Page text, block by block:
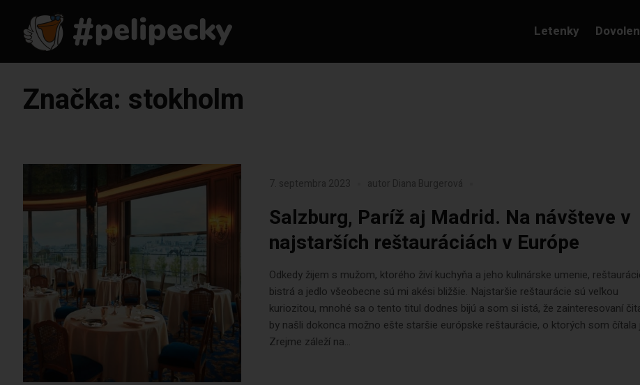
Letenky
Značka: stokholm
7. septembra 2023 autor Diana Burgerová
Salzburg, Paríž aj Madrid. Na návšteve v
najstarších reštauráciách v Európe
Odkedy žijem s mužom, ktorého živí kuchyňa a jeho kulinárske umenie,
bistrá a jedlo všeobecne sú mi akési bližšie. Najstaršie reštaurácie sú veľkou
kuriozitou, mnohé sa o tento titul dodnes bijú a som si istá, že zainteresovaní
by našli dokonca možno ešte staršie európske reštaurácie, o ktorých som čítala
Zrejme záleží na...